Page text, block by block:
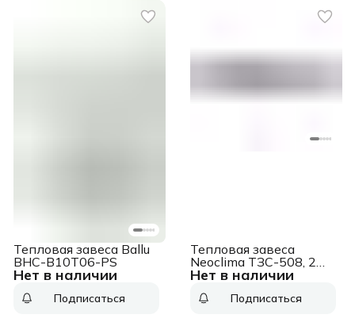
Нет в наличии
Тепловая завеса Ballu
BHC-B10T06-PS
Подписаться
Нет в наличии
Тепловая завеса
Neoclima ТЗС-508, 2
ступени мощности
ЛенточныйПодписаться